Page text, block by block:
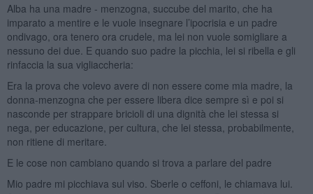
Alba ha una madre - menzogna, succube del marito, che ha
imparato a mentire e le vuole insegnare l’ipocrisia e un padre
ondivago, ora tenero ora crudele, ma lei non vuole somigliare a
nessuno dei due. E quando suo padre la picchia, lei si ribella e gli
rinfaccia la sua vigliaccheria:
Era la prova che volevo avere di non essere come mia madre, la
donna-menzogna che per essere libera dice sempre sì e poi si
nasconde per strappare bricioli di una dignità che lei stessa si
nega, per educazione, per cultura, che lei stessa, probabilmente,
non ritiene di meritare.
E le cose non cambiano quando si trova a parlare del padre
Mio padre mi picchiava sul viso. Sberle o ceffoni, le chiamava lui.